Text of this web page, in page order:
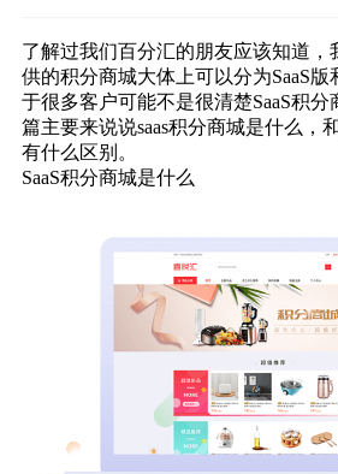
了解过我们百分汇的朋友应该知道，
供的积分商城大体上可以分为SaaS
于很多客户可能不是很清楚SaaS积
篇主要来说说saas积分商城是什么，
有什么区别。
SaaS积分商城是什么